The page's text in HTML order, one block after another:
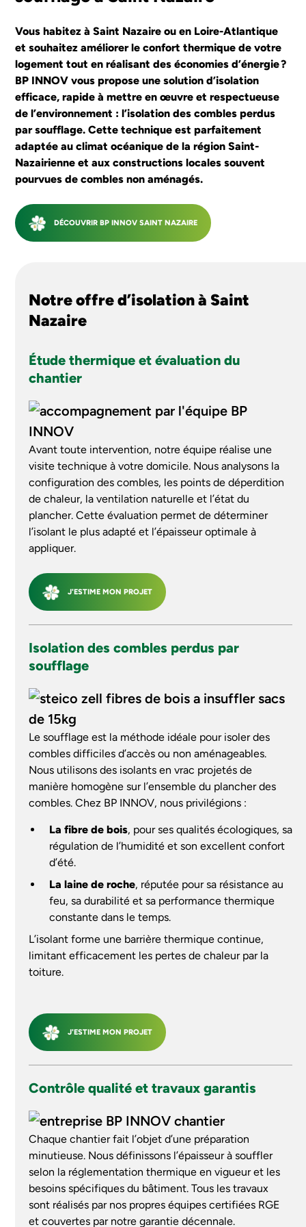
J'ESTIME MON PROJET
Vous habitez à Saint Nazaire ou en Loire-Atlantique
et souhaitez améliorer le confort thermique de votre
logement tout en réalisant des économies d’énergie ?
BP INNOV vous propose une solution d’isolation
efficace, rapide à mettre en œuvre et respectueuse
de l’environnement : l’isolation des combles perdus
par soufflage. Cette technique est parfaitement
adaptée au climat océanique de la région Saint-
Nazairienne et aux constructions locales souvent
pourvues de combles non aménagés.
DÉCOUVRIR BP INNOV SAINT NAZAIRE
Notre offre d’isolation à Saint
Nazaire
Étude thermique et évaluation du
chantier
Avant toute intervention, notre équipe réalise une
visite technique à votre domicile. Nous analysons la
configuration des combles, les points de déperdition
de chaleur, la ventilation naturelle et l’état du
plancher. Cette évaluation permet de déterminer
l’isolant le plus adapté et l’épaisseur optimale à
appliquer.
J'ESTIME MON PROJET
Isolation des combles perdus par
soufflage
Le soufflage est la méthode idéale pour isoler des
combles difficiles d’accès ou non aménageables.
Nous utilisons des isolants en vrac projetés de
manière homogène sur l’ensemble du plancher des
combles. Chez BP INNOV, nous privilégions :
La fibre de bois, pour ses qualités écologiques, sa
régulation de l’humidité et son excellent confort
d’été.
La laine de roche, réputée pour sa résistance au
feu, sa durabilité et sa performance thermique
constante dans le temps.
L’isolant forme une barrière thermique continue,
limitant efficacement les pertes de chaleur par la
toiture.
J'ESTIME MON PROJET
Contrôle qualité et travaux garantis
Chaque chantier fait l’objet d’une préparation
minutieuse. Nous définissons l’épaisseur à souffler
selon la réglementation thermique en vigueur et les
besoins spécifiques du bâtiment. Tous les travaux
sont réalisés par nos propres équipes certifiées RGE
et couvertes par notre garantie décennale.